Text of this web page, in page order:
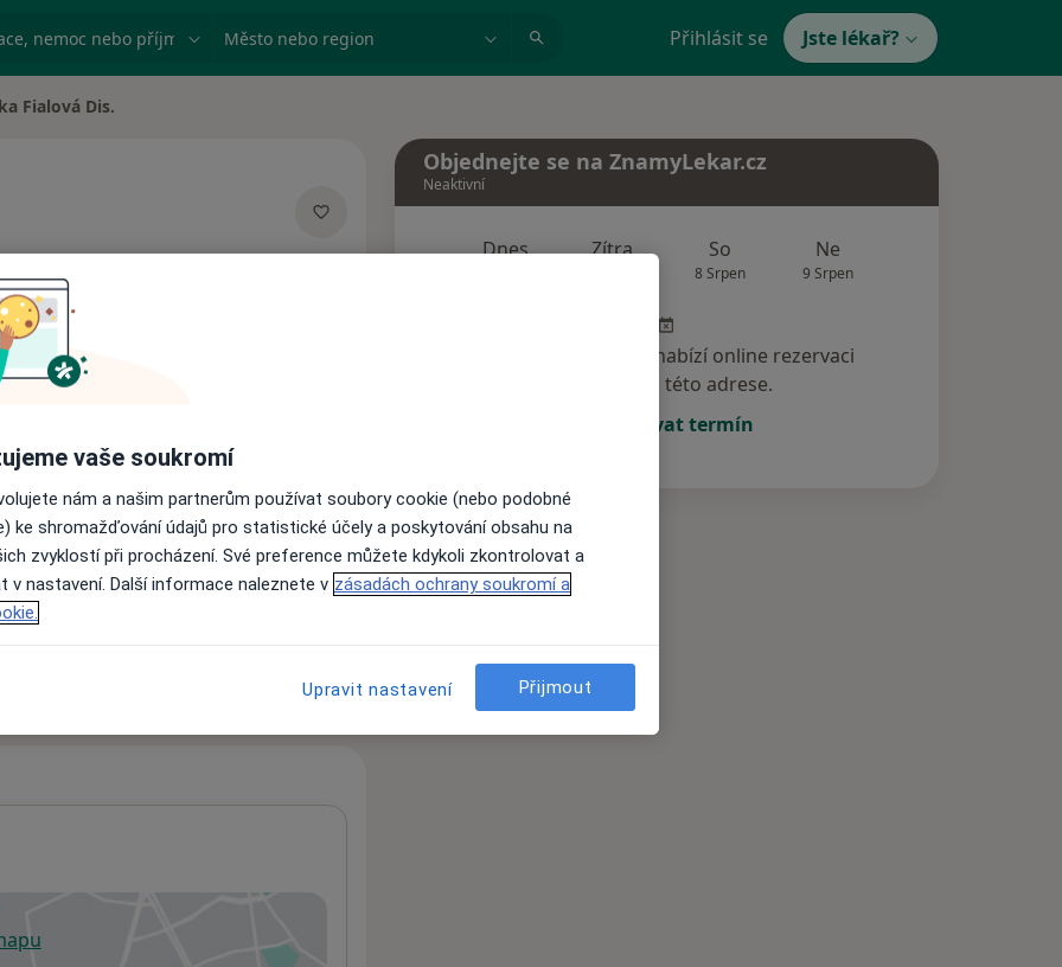
nemoc nebo příjmení Město nebo region Přihlásit se Jste lékař?
Fialová Dis.
nejsou k dispozici
informace o svých službách.
v nové záložce
Objednejte se na ZnamyLekar.cz
Neaktivní
Dnes Zítra So
8 Srpen
Ne
9 Srpen
Tento specialista nenabízí online rezervaci
termínu na této adrese.
Rezervovat termín
vaše soukromí
nám a našim partnerům používat soubory cookie (nebo podobné
ke shromažďování údajů pro statistické účely a poskytování obsahu na
zvyklostí při procházení. Své preference můžete kdykoli zkontrolovat a
v nastavení. Další informace naleznete v zásadách ochrany soukromí a
Upravit nastavení Přijmout